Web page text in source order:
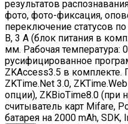
результатов
фото, фото-фиксация,
переключение статусов
В, 3 А (блок питания в
мм. Рабочая температура:
русифицированное
ZKAccess3.5 в
ZKTime.Net 3.0,
опции), ZKBioTime8.0 (при
считыватель карт Mifare,
батарея на 2000 mAh, SDK,